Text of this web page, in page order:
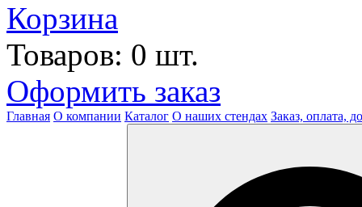
Корзина
Товаров: 0 шт.
Оформить заказ
Главная О компании Каталог О наших стендах Заказ, оплата,